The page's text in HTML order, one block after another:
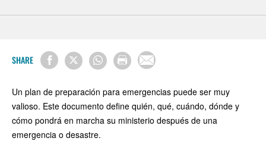
SHARE
Un plan de preparación para emergencias puede ser muy
valioso. Este documento define quién, qué, cuándo, dónde y
cómo pondrá en marcha su ministerio después de una
emergencia o desastre.